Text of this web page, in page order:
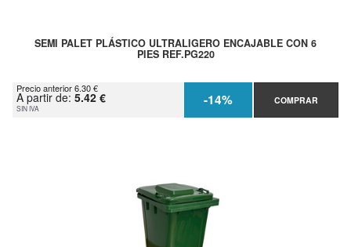
SEMI PALET PLÁSTICO ULTRALIGERO ENCAJABLE CON 6
PIES REF.PG220
Precio anterior 6.30 €
A partir de: 5.42 €
SIN IVA -14% COMPRAR